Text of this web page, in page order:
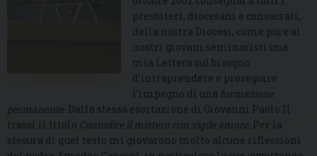
presbiteri, diocesani e consacrati,
della nostra Diocesi, come pure ai
nostri giovani seminaristi una
mia Lettera sul bisogno
d’intraprendere e proseguire
l’impegno di una formazione
permanente. Dalla stessa esortazione di Giovanni Paolo II
trassi il titolo Custodire il mistero con vigile amore. Per la
stesura di quel testo mi giovarono molto alcune riflessioni